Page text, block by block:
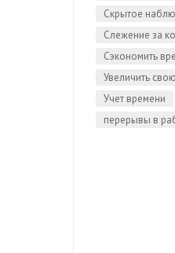
Скрытое
Слежение за
Сэкономить
Увеличить
Учет времени
перерывы в